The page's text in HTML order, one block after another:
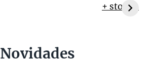
+ stories
Novidades